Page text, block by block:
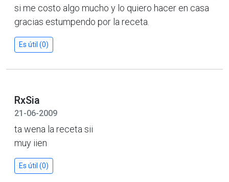
si me costo algo mucho y lo quiero hacer en casa
gracias estumpendo por la receta.
Es útil (0)
RxSia
21-06-2009
ta wena la receta sii
muy iien
Es útil (0)